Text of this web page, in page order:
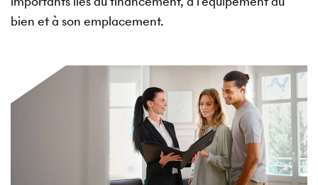
bien et à son emplacement.